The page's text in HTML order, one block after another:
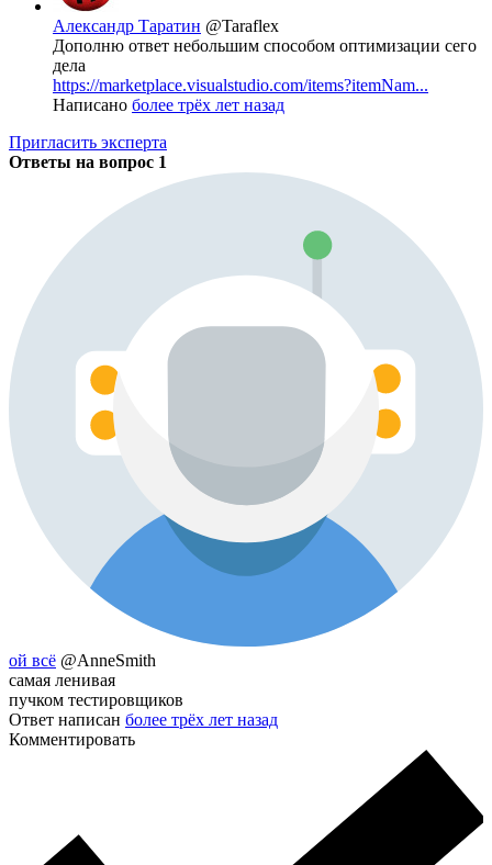
Александр Таратин @Taraflex
Дополню ответ небольшим способом оптимизации сего
дела
https://marketplace.visualstudio.com/items?itemNam...
Написано более трёх лет назад
Пригласить эксперта
Ответы на вопрос 1
ой всё @AnneSmith
самая ленивая
пучком тестировщиков
Ответ написан более трёх лет назад
Комментировать